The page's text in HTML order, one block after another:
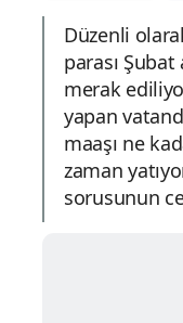
Düzenli
parası Şubat
merak
yapan
maaşı ne
zaman
sorusunun